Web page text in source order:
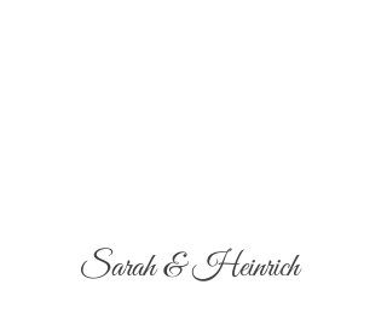
Sarah & Heinrich